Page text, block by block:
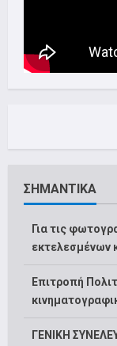
ΣΗΜΑΝΤΙΚΑ
Για τις
εκτελεσμένων
Επιτροπή
ΓΕΝΙΚΗ